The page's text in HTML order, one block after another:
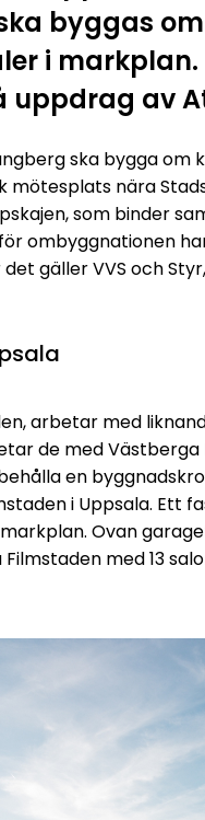
byggas
i
uppdrag av
ska bygga
nära
som binder
ombyggnationen
gäller VVS och
arbetar med
de med
en
i Uppsala. Ett
Ovan
med 13